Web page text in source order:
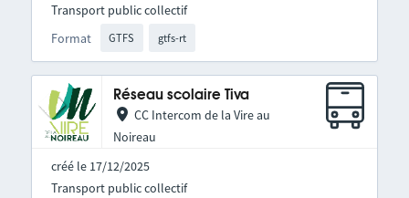
Format GTFS gtfs-rt
Transport public collectif
Réseau scolaire Tiva
CC Intercom de la Vire au
Noireau
créé le 17/12/2025
Transport public collectif